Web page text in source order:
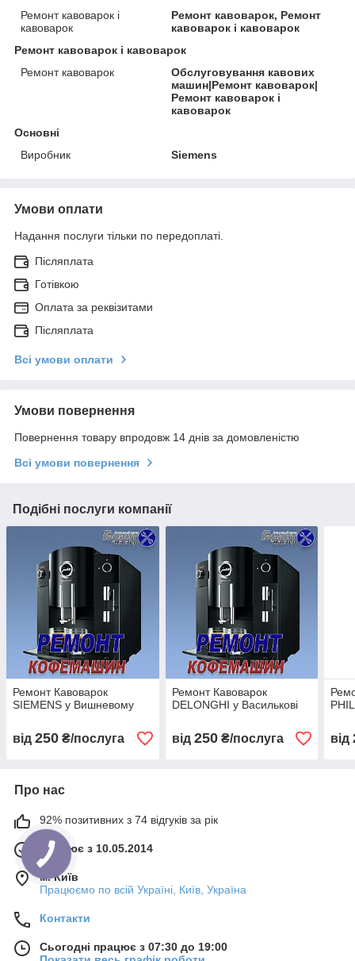
Ремонт кавоварок і
кавоварок
Ремонт кавоварок, Ремонт
кавоварок і кавоварок
Ремонт кавоварок і кавоварок
Ремонт кавоварок
Обслуговування кавових
машин|Ремонт кавоварок|
Ремонт кавоварок і
кавоварок
Основні
Виробник
Siemens
Умови оплати
Надання послуги тільки по передоплаті.
Післяплата
Готівкою
Оплата за реквізитами
Післяплата
Всі умови оплати
Умови повернення
Повернення товару впродовж 14 днів за домовленістю
Всі умови повернення
Подібні послуги компанії
Ремонт Кавоварок
SIEMENS у Вишневому
від 250 ₴/послуга
Ремонт Кавоварок
DELONGHI у Василькові
від 250₴/послуга від
Про нас
92% позитивних з 74 відгуків за рік
Працює з 10.05.2014
м. Київ
Працюємо по всій Україні, Київ, Україна
Контакти
Сьогодні працює з 07:30 до 19:00